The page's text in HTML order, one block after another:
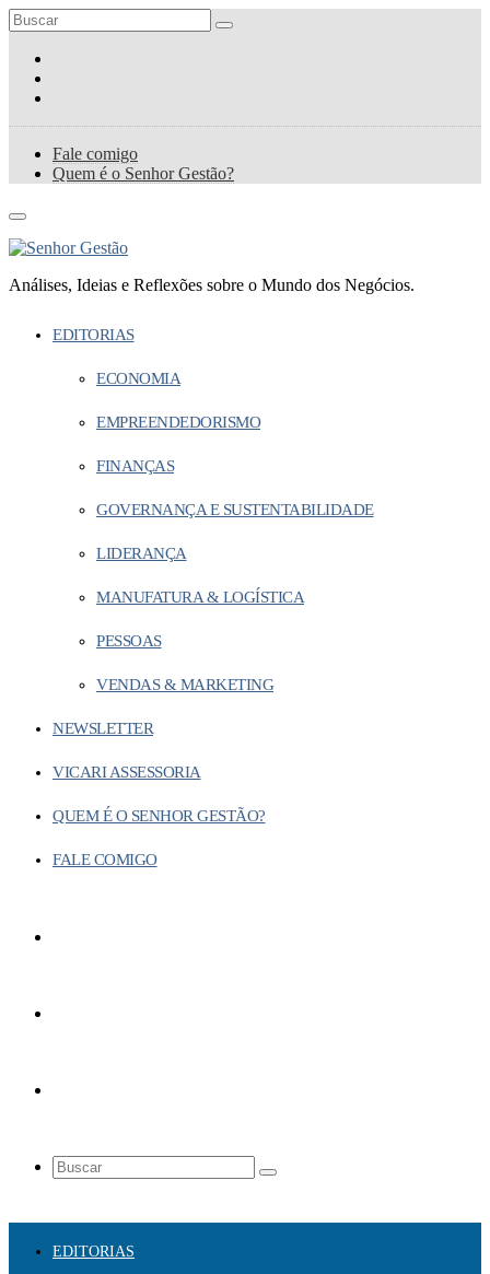
Fale comigo
Quem é o Senhor Gestão?
Análises, Ideias e Reflexões sobre o Mundo dos Negócios.
EDITORIAS
ECONOMIA
EMPREENDEDORISMO
FINANÇAS
GOVERNANÇA E SUSTENTABILIDADE
LIDERANÇA
MANUFATURA & LOGÍSTICA
PESSOAS
VENDAS & MARKETING
NEWSLETTER
VICARI ASSESSORIA
QUEM É O SENHOR GESTÃO?
FALE COMIGO
EDITORIAS